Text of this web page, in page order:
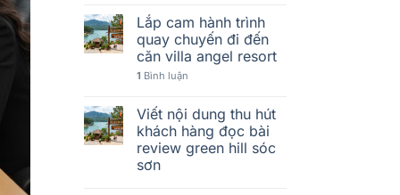
Lắp cam hành trình
quay chuyến đi đến
căn villa angel resort
1 Bình luận
Viết nội dung thu hút
khách hàng đọc bài
review green hill sóc
sơn